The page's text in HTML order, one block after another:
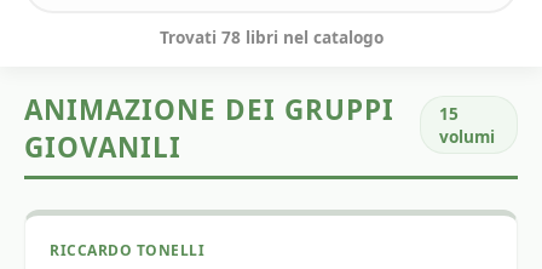
Trovati 78 libri nel catalogo
ANIMAZIONE DEI GRUPPI
GIOVANILI
15
volumi
RICCARDO TONELLI